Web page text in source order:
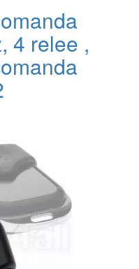
4 relee ,